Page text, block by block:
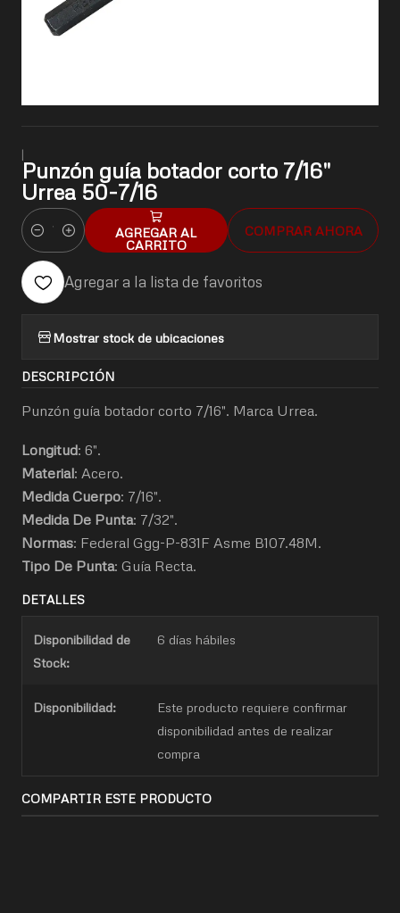
|
Punzón guía botador corto 7/16"
Urrea 50-7/16
Cantidad
AGREGAR AL
CARRITO
COMPRAR AHORA
Agregar a la lista de favoritos
Mostrar stock de ubicaciones
DESCRIPCIÓN
Punzón guía botador corto 7/16". Marca Urrea.
Longitud: 6".
Material: Acero.
Medida Cuerpo: 7/16".
Medida De Punta: 7/32".
Normas: Federal Ggg-P-831F Asme B107.48M.
Tipo De Punta: Guía Recta.
DETALLES
Disponibilidad de
Stock:
6 días hábiles
Disponibilidad:
Este producto requiere confirmar
disponibilidad antes de realizar
compra
COMPARTIR ESTE PRODUCTO